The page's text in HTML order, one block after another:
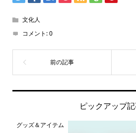
文化人
コメント:0
ピックアップ
グッズ＆アイテム